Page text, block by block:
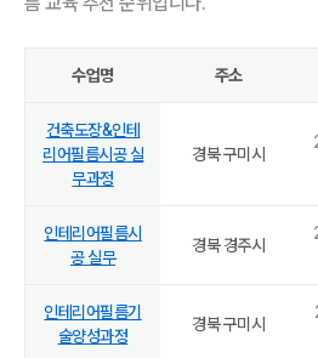
수업명 주소
건축도장&인테
리어필름시공 실
무과정
경북 구미시
인테리어필름시
공 실무
경북 경주시
인테리어필름기
술양성과정
경북 구미시